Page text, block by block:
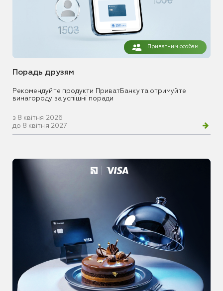
Приватним особам
Порадь друзям
Рекомендуйте продукти ПриватБанку та отримуйте
винагороду за успішні поради
з 8 квітня 2026
до 8 квітня 2027